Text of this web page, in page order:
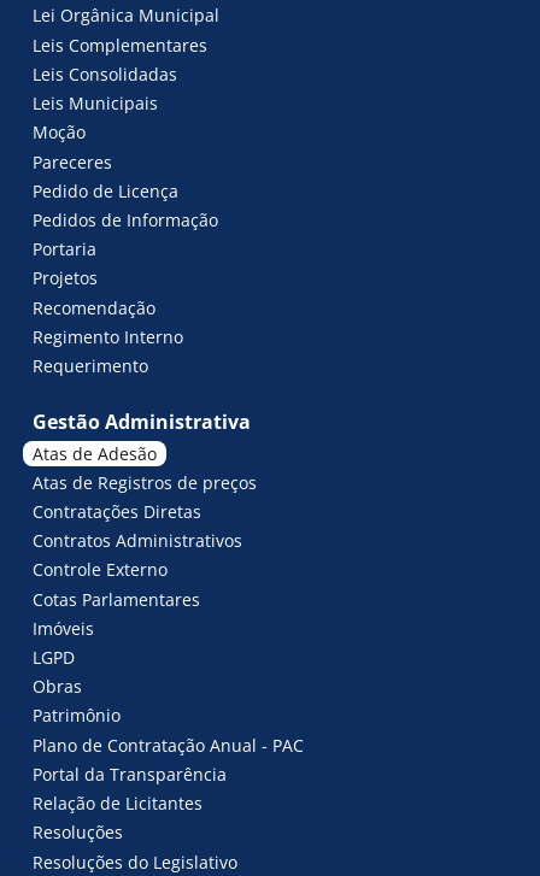
Lei Orgânica Municipal
Leis Complementares
Leis Consolidadas
Leis Municipais
Moção
Pareceres
Pedido de Licença
Pedidos de Informação
Portaria
Projetos
Recomendação
Regimento Interno
Requerimento
Gestão Administrativa
Atas de Adesão
Atas de Registros de preços
Contratações Diretas
Contratos Administrativos
Controle Externo
Cotas Parlamentares
Imóveis
LGPD
Obras
Patrimônio
Plano de Contratação Anual - PAC
Portal da Transparência
Relação de Licitantes
Resoluções
Resoluções do Legislativo